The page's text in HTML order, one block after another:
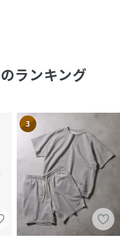
のランキング
3